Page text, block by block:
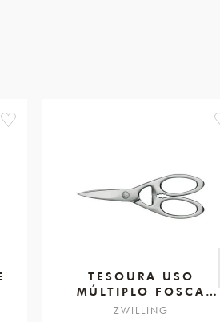
favorite
TESOURA USO
MÚLTIPLO FOSCA
200MM
ZWILLING